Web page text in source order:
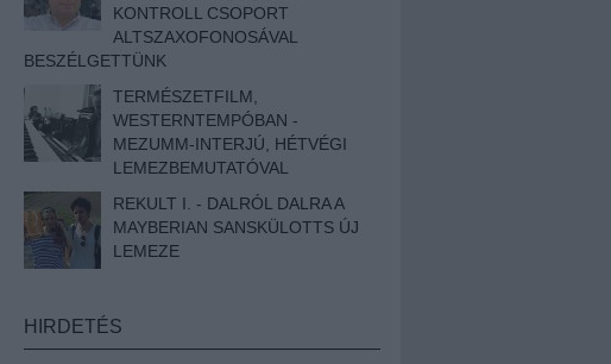
KONTROLL CSOPORT
ALTSZAXOFONOSÁVAL
BESZÉLGETTÜNK
TERMÉSZETFILM,
WESTERNTEMPÓBAN -
MEZUMM-INTERJÚ, HÉTVÉGI
LEMEZBEMUTATÓVAL
REKULT I. - DALRÓL DALRA A
MAYBERIAN SANSKÜLOTTS ÚJ
LEMEZE
HIRDETÉS